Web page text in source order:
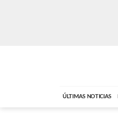
ÚLTIMAS NOTICIAS